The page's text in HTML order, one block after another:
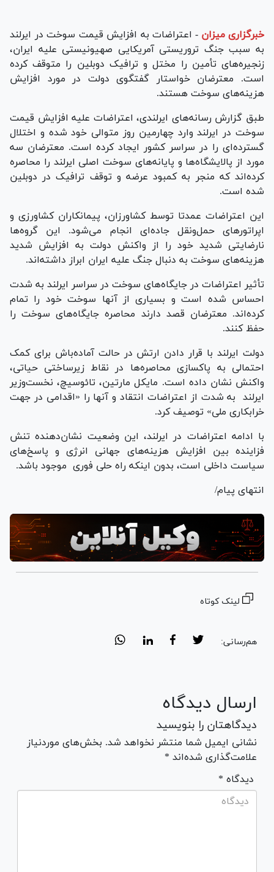
خبرگزاری میزان - اعتراضات به افزایش قیمت سوخت در ایرلند
به سبب جنگ تروریستی آمریکایی صهیونیستی علیه ایران،
زنجیره‌های تأمین را مختل و ترافیک دوبلین را متوقف کرده
است. معترضان خواستار گفتگوی دولت در مورد افزایش
هزینه‌های سوخت هستند.
طبق گزارش رسانه‌های ایرلندی، اعتراضات علیه افزایش قیمت
سوخت در ایرلند وارد چهارمین روز متوالی خود شده و اختلال
گسترده‌ای را در سراسر کشور ایجاد کرده است. معترضان سه
مورد از پالایشگاه‌ها و پایانه‌های سوخت اصلی ایرلند را محاصره
کرده‌اند که منجر به کمبود عرضه و توقف ترافیک در دوبلین
شده است.
این اعتراضات عمدتا توسط کشاورزان، پیمانکاران کشاورزی و
اپراتور‌های حمل‌ونقل جاده‌ای انجام می‌شود. این گروه‌ها
نارضایتی شدید خود را از واکنش دولت به افزایش شدید
هزینه‌های سوخت به دنبال جنگ علیه ایران ابراز داشته‌اند.
تأثیر اعتراضات در جایگاه‌های سوخت در سراسر ایرلند به شدت
احساس شده است و بسیاری از آنها سوخت خود را تمام
کرده‌اند. معترضان قصد دارند محاصره جایگاه‌های سوخت را
حفظ کنند.
دولت ایرلند با قرار دادن ارتش در حالت آماده‌باش برای کمک
احتمالی به پاکسازی محاصره‌ها در نقاط زیرساختی حیاتی،
واکنش نشان داده است. مایکل مارتین، تائوسیچ، نخست‌وزیر
ایرلند به شدت از اعتراضات انتقاد و آنها را «اقدامی در جهت
خرابکاری ملی» توصیف کرد.
با ادامه اعتراضات در ایرلند، این وضعیت نشان‌دهنده تنش
فزاینده بین افزایش هزینه‌های جهانی انرژی و پاسخ‌های
سیاست داخلی است، بدون اینکه راه حلی فوری موجود باشد.
انتهای پیام/
لینک کوتاه
هم‌رسانی:
ارسال دیدگاه
دیدگاهتان را بنویسید
نشانی ایمیل شما منتشر نخواهد شد. بخش‌های موردنیاز
علامت‌گذاری شده‌اند *
* دیدگاه